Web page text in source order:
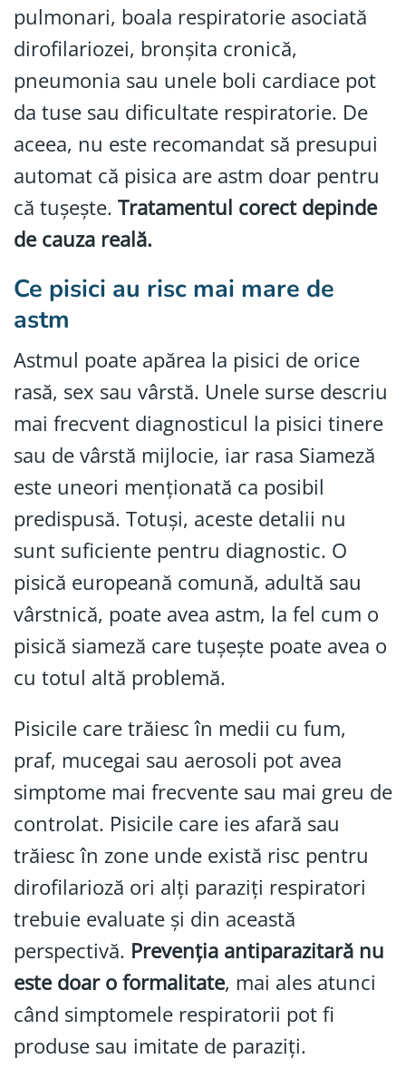
pulmonari, boala respiratorie asociată
dirofilariozei, bronșita cronică,
pneumonia sau unele boli cardiace pot
da tuse sau dificultate respiratorie. De
aceea, nu este recomandat să presupui
automat că pisica are astm doar pentru
că tușește. Tratamentul corect depinde
de cauza reală.
Ce pisici au risc mai mare de
astm
Astmul poate apărea la pisici de orice
rasă, sex sau vârstă. Unele surse descriu
mai frecvent diagnosticul la pisici tinere
sau de vârstă mijlocie, iar rasa Siameză
este uneori menționată ca posibil
predispusă. Totuși, aceste detalii nu
sunt suficiente pentru diagnostic. O
pisică europeană comună, adultă sau
vârstnică, poate avea astm, la fel cum o
pisică siameză care tușește poate avea o
cu totul altă problemă.
Pisicile care trăiesc în medii cu fum,
praf, mucegai sau aerosoli pot avea
simptome mai frecvente sau mai greu de
controlat. Pisicile care ies afară sau
trăiesc în zone unde există risc pentru
dirofilarioză ori alți paraziți respiratori
trebuie evaluate și din această
perspectivă. Prevenția antiparazitară nu
este doar o formalitate, mai ales atunci
când simptomele respiratorii pot fi
produse sau imitate de paraziți.